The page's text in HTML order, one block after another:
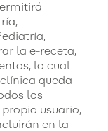
la e-receta,
lo cual
queda
los
usuario,
en la